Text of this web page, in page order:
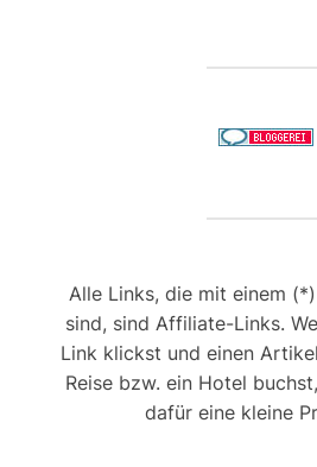
Alle Links, die mit einem
sind, sind Affiliate-Links.
Link klickst und einen
Reise bzw. ein Hotel
dafür eine kleine